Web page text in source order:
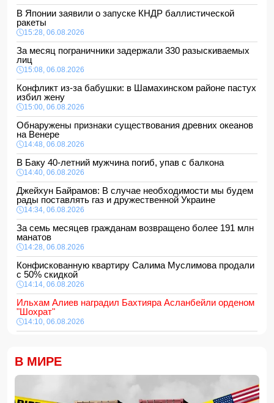
В Японии заявили о запуске КНДР баллистической
ракеты
15:28, 06.08.2026
За месяц пограничники задержали 330 разыскиваемых
лиц
15:08, 06.08.2026
Конфликт из-за бабушки: в Шамахинском районе пастух
избил жену
15:00, 06.08.2026
Обнаружены признаки существования древних океанов
на Венере
14:48, 06.08.2026
В Баку 40-летний мужчина погиб, упав с балкона
14:40, 06.08.2026
Джейхун Байрамов: В случае необходимости мы будем
рады поставлять газ и дружественной Украине
14:34, 06.08.2026
За семь месяцев гражданам возвращено более 191 млн
манатов
14:28, 06.08.2026
Конфискованную квартиру Салима Муслимова продали
с 50% скидкой
14:14, 06.08.2026
Ильхам Алиев наградил Бахтияра Асланбейли орденом
"Шохрат"
14:10, 06.08.2026
14:04, 06.08.2026
Ильхам Алиев отозвал двух постоянных
представителей, одного назначил на новую должность
14:00, 06.08.2026
В МИРЕ